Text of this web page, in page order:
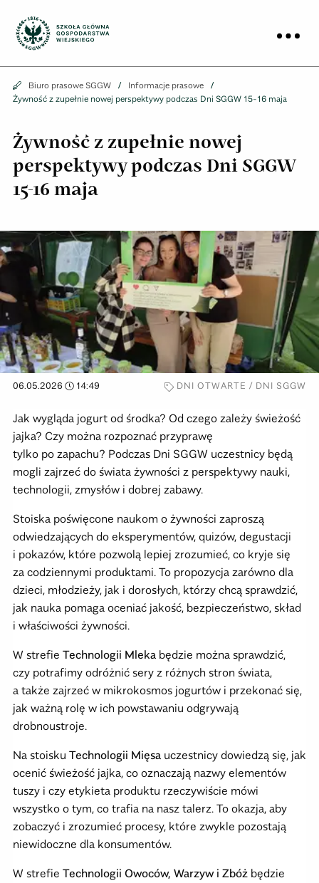
Biuro prasowe
Biuro prasowe
Biuro prasowe SGGW
Informacje prasowe
Żywność z zupełnie nowej perspektywy podczas Dni SGGW 15-16 maja
Żywność z zupełnie nowej
perspektywy podczas Dni SGGW
15-16 maja
06.05.2026 14:49 DNI OTWARTE / DNI SGGW
Jak wygląda jogurt od środka? Od czego zależy świeżość
jajka? Czy można rozpoznać przyprawę
tylko po zapachu? Podczas Dni SGGW uczestnicy będą
mogli zajrzeć do świata żywności z perspektywy nauki,
technologii, zmysłów i dobrej zabawy.
Stoiska poświęcone naukom o żywności zaproszą
odwiedzających do eksperymentów, quizów, degustacji
i pokazów, które pozwolą lepiej zrozumieć, co kryje się
za codziennymi produktami. To propozycja zarówno dla
dzieci, młodzieży, jak i dorosłych, którzy chcą sprawdzić,
jak nauka pomaga oceniać jakość, bezpieczeństwo, skład
i właściwości żywności.
W strefie Technologii Mlekabędzie można sprawdzić,
czy potrafimy odróżnić sery z różnych stron świata,
a także zajrzeć w mikrokosmos jogurtów i przekonać się,
jak ważną rolę w ich powstawaniu odgrywają
drobnoustroje.
Na stoisku Technologii Mięsauczestnicy dowiedzą się, jak
ocenić świeżość jajka, co oznaczają nazwy elementów
tuszy i czy etykieta produktu rzeczywiście mówi
wszystko o tym, co trafia na nasz talerz. To okazja, aby
zobaczyć i zrozumieć procesy, które zwykle pozostają
niewidoczne dla konsumentów.
W strefie Technologii Owoców, Warzyw i Zbóżbędzie